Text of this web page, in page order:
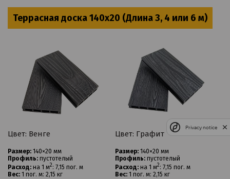
Террасная доска 140х20 (Длина 3, 4 или 6 м)
Цвет: Венге
Размер: 140×20 мм
Профиль: пустотелый
Расход: на 1 м2: 7,15 пог. м
Вес: 1 пог. м: 2,15 кг
Цвет: Графит
Размер: 140×20 мм
Профиль: пустотелый
Расход: на 1 м2: 7,15 пог. м
Вес: 1 пог. м: 2,15 кг
Privacy notice